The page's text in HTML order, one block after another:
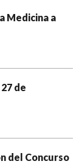
Medicina a
de
del Concurso